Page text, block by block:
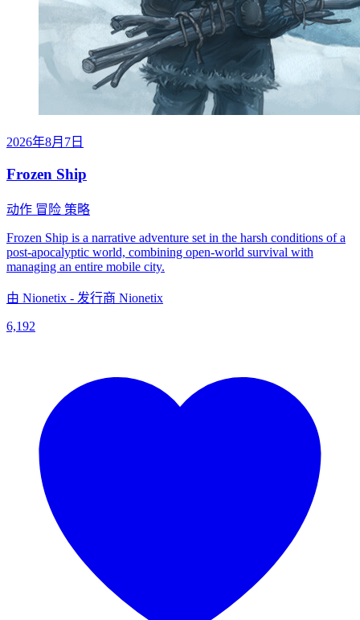
2026年8月7日
Frozen Ship
动作 冒险 策略
Frozen Ship is a narrative adventure set in the harsh conditions of a
post-apocalyptic world, combining open-world survival with
managing an entire mobile city.
由 Nionetix - 发行商 Nionetix
6,192